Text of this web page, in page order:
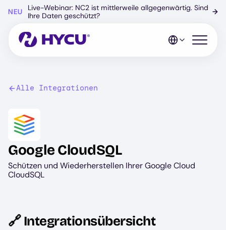
Hauptinhalt
NEU
Live-Webinar: NC2 ist mittlerweile allgegenwärtig. Sind
Ihre Daten geschützt?
→
Mobiles
Alle Integrationen
Image
Google CloudSQL
Schützen und Wiederherstellen Ihrer Google Cloud
CloudSQL
🔗 Integrationsübersicht